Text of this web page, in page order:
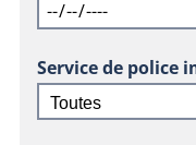
Service de police